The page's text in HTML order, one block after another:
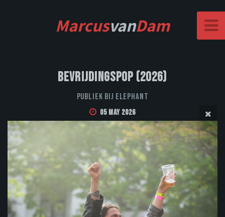
MarcusvanDam
Bevrijdingspop (2026)
Publiek bij Elephant
05 May 2026